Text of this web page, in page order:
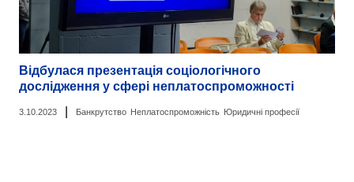
Відбулася презентація соціологічного
дослідження у сфері неплатоспроможності
3.10.2023 Банкрутство Неплатоспроможність Юридичні професії